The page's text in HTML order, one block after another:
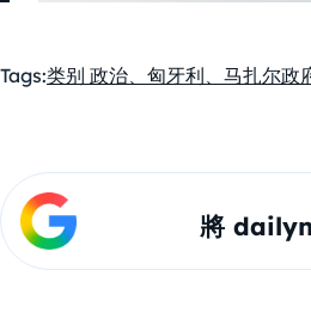
Tags:类别 政治、匈牙利、马扎尔政
將